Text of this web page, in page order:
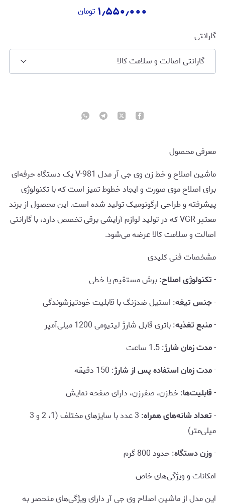
۱٫۵۵۰٫۰۰۰ تومان
گارانتی
گارانتی اصالت و سلامت کالا
معرفی محصول
ماشین اصلاح و خط زن وی جی آر مدل V-981 یک دستگاه حرفه‌ای
برای اصلاح موی صورت و ایجاد خطوط تمیز است که با تکنولوژی
پیشرفته و طراحی ارگونومیک تولید شده است. این محصول از برند
معتبر VGR که در تولید لوازم آرایشی برقی تخصص دارد، با گارانتی
اصالت و سلامت کالا عرضه می‌شود.
مشخصات فنی کلیدی
-تکنولوژی اصلاح: برش مستقیم یا خطی
-جنس تیغه: استیل ضدزنگ با قابلیت خودتیزشوندگی
-منبع تغذیه: باتری قابل شارژ لیتیومی 1200 میلی‌آمپر
-مدت زمان شارژ: 1.5 ساعت
-مدت زمان استفاده پس از شارژ: 150 دقیقه
-قابلیت‌ها: خط‌زن، صفرزن، دارای صفحه نمایش
-تعداد شانه‌های همراه
: 3 عدد با سایزهای مختلف (1، 2 و 3
میلی‌متر)
-وزن دستگاه: حدود 800 گرم
امکانات و ویژگی‌های خاص
این مدل از ماشین اصلاح وی جی آر دارای ویژگی‌های منحصر به